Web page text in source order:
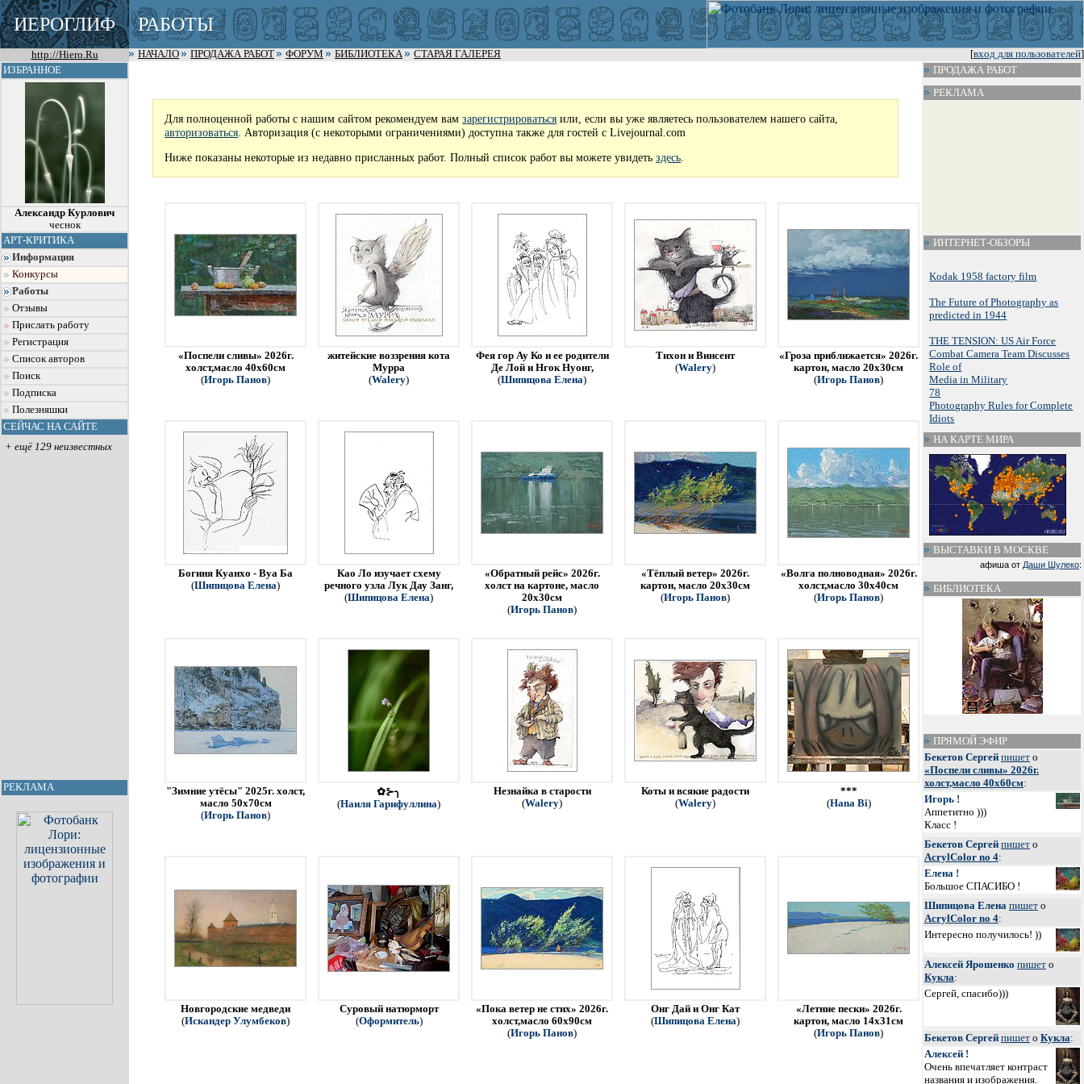
ИЕРОГЛИФ РАБОТЫ
http://Hiero.Ru [вход для пользователей]
НАЧАЛО ПРОДАЖА РАБОТ ФОРУМ БИБЛИОТЕКА
СТАРАЯ ГАЛЕРЕЯ
ИЗБРАННОЕ
Александр Курлович
чеснок
АРТ-КРИТИКА
Информация
Конкурсы
Работы
Отзывы
Прислать работу
Регистрация
Список авторов
Поиск
Подписка
Полезняшки
СЕЙЧАС НА САЙТЕ
+ ещё 129 неизвестных
РЕКЛАМА
Для полноценной работы с нашим сайтом рекомендуем вамзарегистрироваться или, если вы уже являетесь пользователем нашего сайта,
авторизоваться . Авторизация (с некоторыми ограничениями) доступна также для гостей с Livejournal.com
Ниже показаны некоторые из недавно присланных работ. Полный список работ вы можете увидетьздесь.
«Поспели сливы» 2026г.
холст,масло 40х60см
(Игорь Панов)
житейские воззрения кота
Мурра
(Walery)
Фея гор Ау Ко и ее родители
Де Лой и Нгок Нуонг,
(Шипицова Елена)
Тихон и Винсент
(Walery)
«Гроза приближается» 2026г.
картон, масло 20х30см
(Игорь Панов)
Богиня Куанхо - Вуа Ба
(Шипицова Елена)
Као Ло изучает схему
речного узла Лук Дау Занг,
(Шипицова Елена)
«Обратный рейс» 2026г.
холст на картоне, масло
20х30см
(Игорь Панов)
«Тёплый ветер» 2026г.
картон, масло 20х30см
(Игорь Панов)
«Волга полноводная» 2026г.
холст,масло 30х40см
(Игорь Панов)
"Зимние утёсы" 2025г. холст,
масло 50х70см
(Игорь Панов)
✿⊱╮
(Наиля Гарифуллина)
Незнайка в старости
(Walery)
Коты и всякие радости
(Walery)
***
(Hana Bi)
Новгородские медведи
(Искандер Улумбеков)
Суровый натюрморт
(Оформитель)
«Пока ветер не стих» 2026г.
холст,масло 60х90см
(Игорь Панов)
Онг Дай и Онг Кат
(Шипицова Елена)
«Летние пески» 2026г.
картон, масло 14х31см
(Игорь Панов)
ПРОДАЖА РАБОТ
РЕКЛАМА
ИНТЕРНЕТ-ОБЗОРЫ
Kodak 1958 factory film
The Future of Photography as
predicted in 1944
THE TENSION: US Air Force
Combat Camera Team Discusses
Role of
Media in Military
78
Photography Rules for Complete
Idiots
НА КАРТЕ МИРА
ВЫСТАВКИ В МОСКВЕ
афиша от Даши Шулеко:
БИБЛИОТЕКА
ПРЯМОЙ ЭФИР
Бекетов Сергей пишет о
«Поспели сливы» 2026г.
холст,масло 40х60см:
Игорь !
Аппетитно )))
Класс !
Бекетов Сергей пишет о
AcrylColor no 4:
Елена !
Большое СПАСИБО !
Шипицова Елена пишет о
AcrylColor no 4:
Интересно получилось! ))
Алексей Ярошенко пишет о
Кукла:
Сергей, спасибо)))
Бекетов Сергей пишет о Кукла:
Алексей !
Очень впечатляет контраст
названия и изображения.